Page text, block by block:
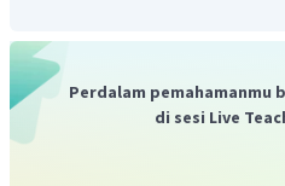
adalah basa (pH > 7), dan
Perdalam pemahamanmu
di sesi Live